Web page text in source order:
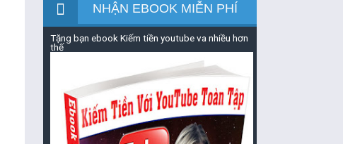
NHẬN EBOOK MIỄN PHÍ
Tặng bạn ebook Kiếm tiền youtube va nhiều hơn
thế